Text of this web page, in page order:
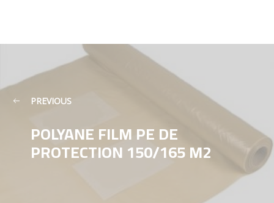
PREVIOUS
POLYANE FILM PE DE
PROTECTION 150/165 M2